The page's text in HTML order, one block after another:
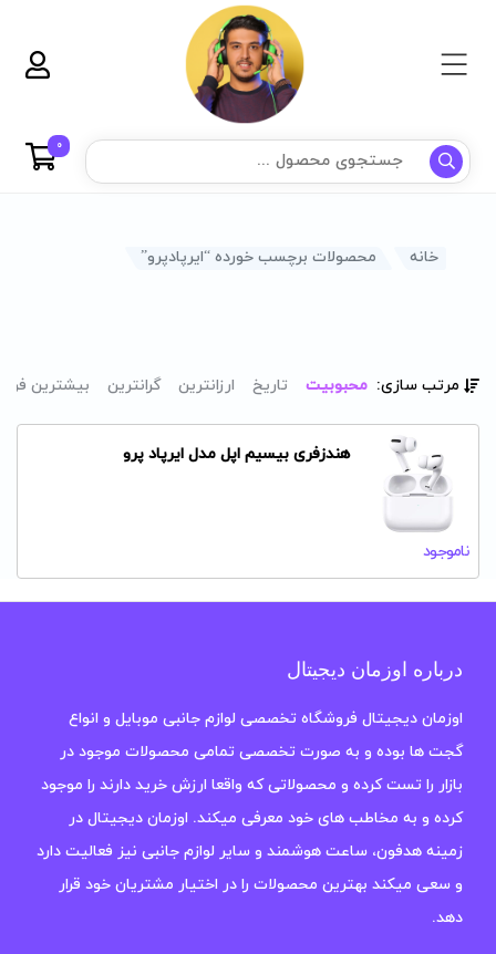
0
خانه محصولات برچسب خورده “ایرپادپرو”
مرتب سازی: محبوبیت تاریخ ارزانترین گرانترین بیشترین
هندزفری بیسیم اپل مدل ایرپاد پرو
ناموجود
درباره اوزمان دیجیتال
اوزمان دیجیتال فروشگاه تخصصی لوازم جانبی موبایل و انواع
گجت ها بوده و به صورت تخصصی تمامی محصولات موجود در
بازار را تست کرده و محصولاتی که واقعا ارزش خرید دارند را موجود
کرده و به مخاطب های خود معرفی میکند. اوزمان دیجیتال در
زمینه هدفون، ساعت هوشمند و سایر لوازم جانبی نیز فعالیت دارد
و سعی میکند بهترین محصولات را در اختیار مشتریان خود قرار
دهد.